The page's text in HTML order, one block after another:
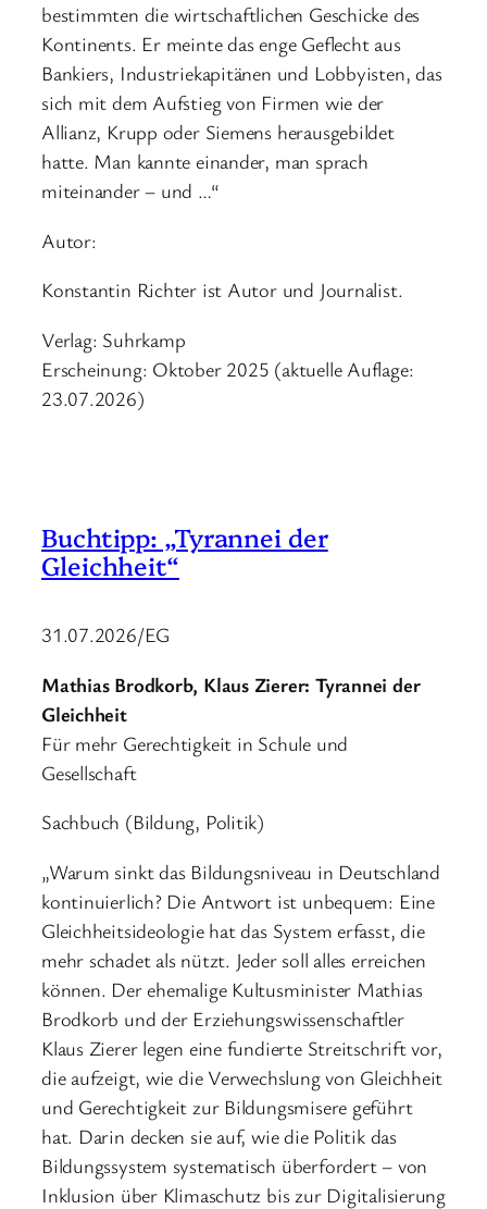
bestimmten die wirtschaftlichen Geschicke des
Kontinents. Er meinte das enge Geflecht aus
Bankiers, Industriekapitänen und Lobbyisten, das
sich mit dem Aufstieg von Firmen wie der
Allianz, Krupp oder Siemens herausgebildet
hatte. Man kannte einander, man sprach
miteinander – und …“
Autor:
Konstantin Richter ist Autor und Journalist.
Verlag: Suhrkamp
Erscheinung: Oktober 2025 (aktuelle Auflage:
23.07.2026)
Buchtipp: „Tyrannei der
Gleichheit“
31.07.2026/EG
Mathias Brodkorb, Klaus Zierer: Tyrannei der
Gleichheit
Für mehr Gerechtigkeit in Schule und
Gesellschaft
Sachbuch (Bildung, Politik)
„Warum sinkt das Bildungsniveau in Deutschland
kontinuierlich? Die Antwort ist unbequem: Eine
Gleichheitsideologie hat das System erfasst, die
mehr schadet als nützt. Jeder soll alles erreichen
können. Der ehemalige Kultusminister Mathias
Brodkorb und der Erziehungswissenschaftler
Klaus Zierer legen eine fundierte Streitschrift vor,
die aufzeigt, wie die Verwechslung von Gleichheit
und Gerechtigkeit zur Bildungsmisere geführt
hat. Darin decken sie auf, wie die Politik das
Bildungssystem systematisch überfordert – von
Inklusion über Klimaschutz bis zur Digitalisierung